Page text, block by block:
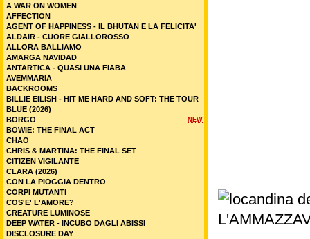
A WAR ON WOMEN
AFFECTION
AGENT OF HAPPINESS - IL BHUTAN E LA FELICITA'
ALDAIR - CUORE GIALLOROSSO
ALLORA BALLIAMO
AMARGA NAVIDAD
ANTARTICA - QUASI UNA FIABA
AVEMMARIA
BACKROOMS
BILLIE EILISH - HIT ME HARD AND SOFT: THE TOUR
BLUE (2026)
NEW
BORGO
BOWIE: THE FINAL ACT
CHAO
CHRIS & MARTINA: THE FINAL SET
CITIZEN VIGILANTE
CLARA (2026)
CON LA PIOGGIA DENTRO
CORPI MUTANTI
COS'E' L'AMORE?
CREATURE LUMINOSE
DEEP WATER - INCUBO DAGLI ABISSI
DISCLOSURE DAY